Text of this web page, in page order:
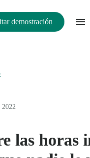
demostración
2022
las horas